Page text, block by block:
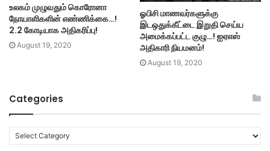
உலகம் முழுவதும் கொரோனா
நோயாளிகளின் எண்ணிக்கை…!
2.2 கோடியாக அதிகரிப்பு!
August 19, 2020
ஓபிசி மாணவர்களுக்கு
இடஒதுக்கீட்டை இறுதி செய்ய
அமைக்கப்பட்ட குழு…! ஐஏஎஸ்
அதிகாரி நியமனம்!
August 19, 2020
Categories
a